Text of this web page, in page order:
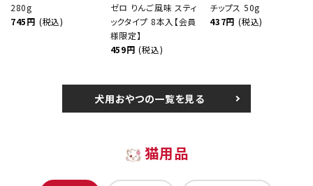
280g
745円 (税込)
ゼロ りんご風味 スティ
ックタイプ 8本入【会員
様限定】
459円 (税込)
チップス 50g
437円 (税込)
犬用おやつの一覧を見る
猫用品